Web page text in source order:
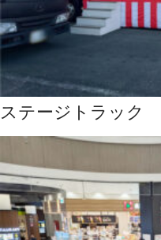
ステージトラック